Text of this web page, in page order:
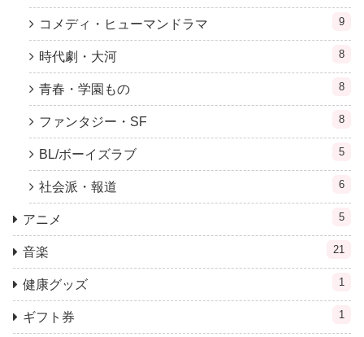
コメディ・ヒューマンドラマ 9
時代劇・大河 8
青春・学園もの 8
ファンタジー・SF 8
BL/ボーイズラブ 5
社会派・報道 6
アニメ 5
音楽 21
健康グッズ 1
ギフト券 1